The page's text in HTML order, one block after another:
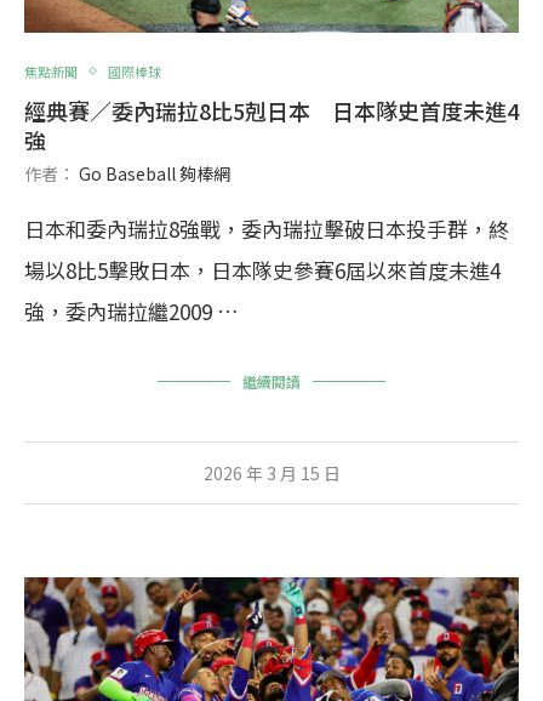
焦點新聞 國際棒球
經典賽／委內瑞拉8比5剋日本 日本隊史首度未進4
強
作者： Go Baseball 夠棒網
日本和委內瑞拉8強戰，委內瑞拉擊破日本投手群，終
場以8比5擊敗日本，日本隊史參賽6屆以來首度未進4
強，委內瑞拉繼2009 …
繼續閱讀
2026 年 3 月 15 日